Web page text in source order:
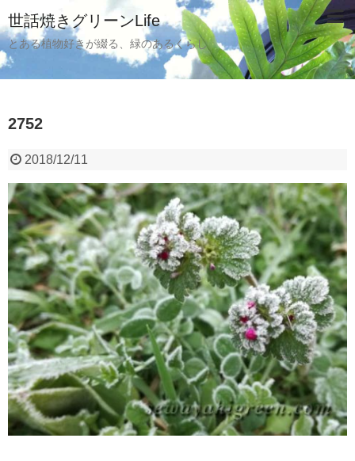
世話焼きグリーンLife
とある植物好きが綴る、緑のあるくらし
2752
2018/12/11